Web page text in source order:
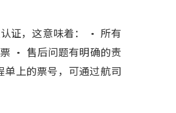
证，这意味着： • 所有
• 售后问题有明确的责
上的票号，可通过航司